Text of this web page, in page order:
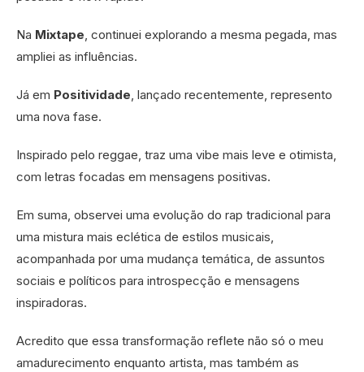
Na Mixtape , continuei explorando a mesma pegada, mas
ampliei as influências.
Já em Positividade , lançado recentemente, represento
uma nova fase.
Inspirado pelo reggae, traz uma vibe mais leve e otimista,
com letras focadas em mensagens positivas.
Em suma, observei uma evolução do rap tradicional para
uma mistura mais eclética de estilos musicais,
acompanhada por uma mudança temática, de assuntos
sociais e políticos para introspecção e mensagens
inspiradoras.
Acredito que essa transformação reflete não só o meu
amadurecimento enquanto artista, mas também as